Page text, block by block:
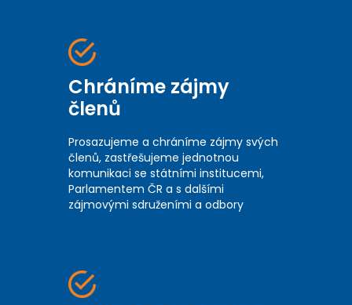
Chráníme zájmy
členů
Prosazujeme a chráníme zájmy svých
členů, zastřešujeme jednotnou
komunikaci se státními institucemi,
Parlamentem ČR a s dalšími
zájmovými sdruženími a odbory